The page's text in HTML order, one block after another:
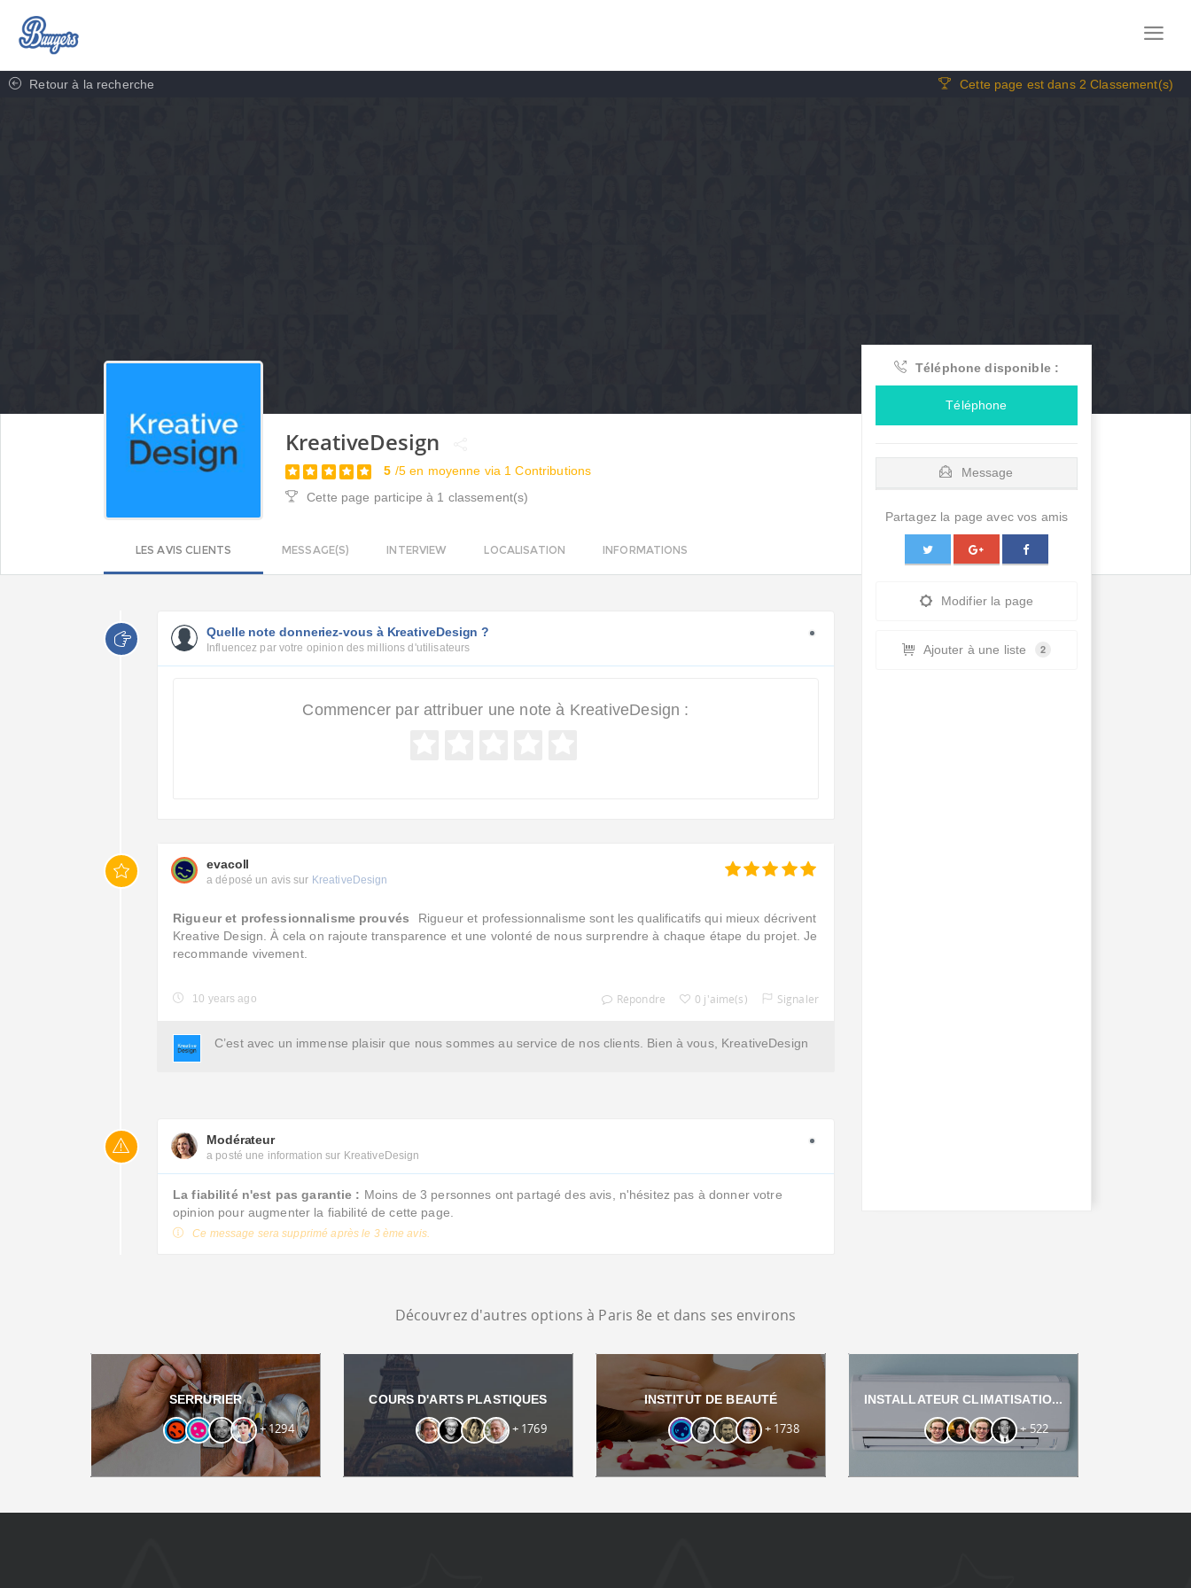
Retour à la recherche Cette page est dans 2 Classement(s)
KreativeDesign
5 /5 en moyenne via 1 Contributions
Cette page participe à 1 classement(s)
LES AVIS CLIENTS MESSAGE(S) INTERVIEW LOCALISATION INFORMATIONS
Quelle note donneriez-vous à KreativeDesign ?
Influencez par votre opinion des millions d'utilisateurs
Commencer par attribuer une note à KreativeDesign :
evacoll
a déposé un avis sur KreativeDesign
Rigueur et professionnalisme prouvés
Rigueur et professionnalisme sont les qualificatifs qui mieux décrivent
Kreative Design. À cela on rajoute transparence et une volonté de nous surprendre à chaque étape du projet. Je
recommande vivement.
10 years ago Répondre 0 j'aime(s) Signaler
C’est avec un immense plaisir que nous sommes au service de nos clients. Bien à vous, KreativeDesign
Modérateur
a posté une information sur KreativeDesign
La fiabilité n'est pas garantie : Moins de 3 personnes ont partagé des avis, n'hésitez pas à donner votre
opinion pour augmenter la fiabilité de cette page.
Ce message sera supprimé après le 3 ème avis.
Téléphone disponible :
Téléphone
Message
Partagez la page avec vos amis
Modifier la page
Ajouter à une liste 2
Découvrez d'autres options à Paris 8e et dans ses environs
SERRURIER
+ 1294
COURS D'ARTS PLASTIQUES
+ 1769
INSTITUT DE BEAUTÉ
+ 1738
INSTALLATEUR CLIMATISATIO...
+ 522